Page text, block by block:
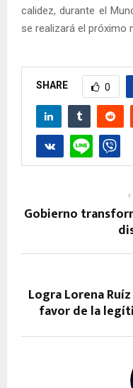
calidez, durante el
se realizará el próximo
SHARE 0
Gobierno
Logra Lorena
favor de la